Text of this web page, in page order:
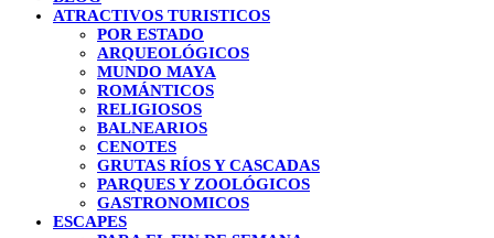
ATRACTIVOS TURISTICOS
POR ESTADO
ARQUEOLÓGICOS
MUNDO MAYA
ROMÁNTICOS
RELIGIOSOS
BALNEARIOS
CENOTES
GRUTAS RÍOS Y CASCADAS
PARQUES Y ZOOLÓGICOS
GASTRONOMICOS
ESCAPES